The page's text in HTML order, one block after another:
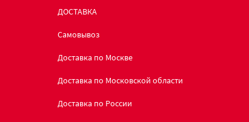
ДОСТАВКА
Самовывоз
Доставка по Москве
Доставка по Московской области
Доставка по России